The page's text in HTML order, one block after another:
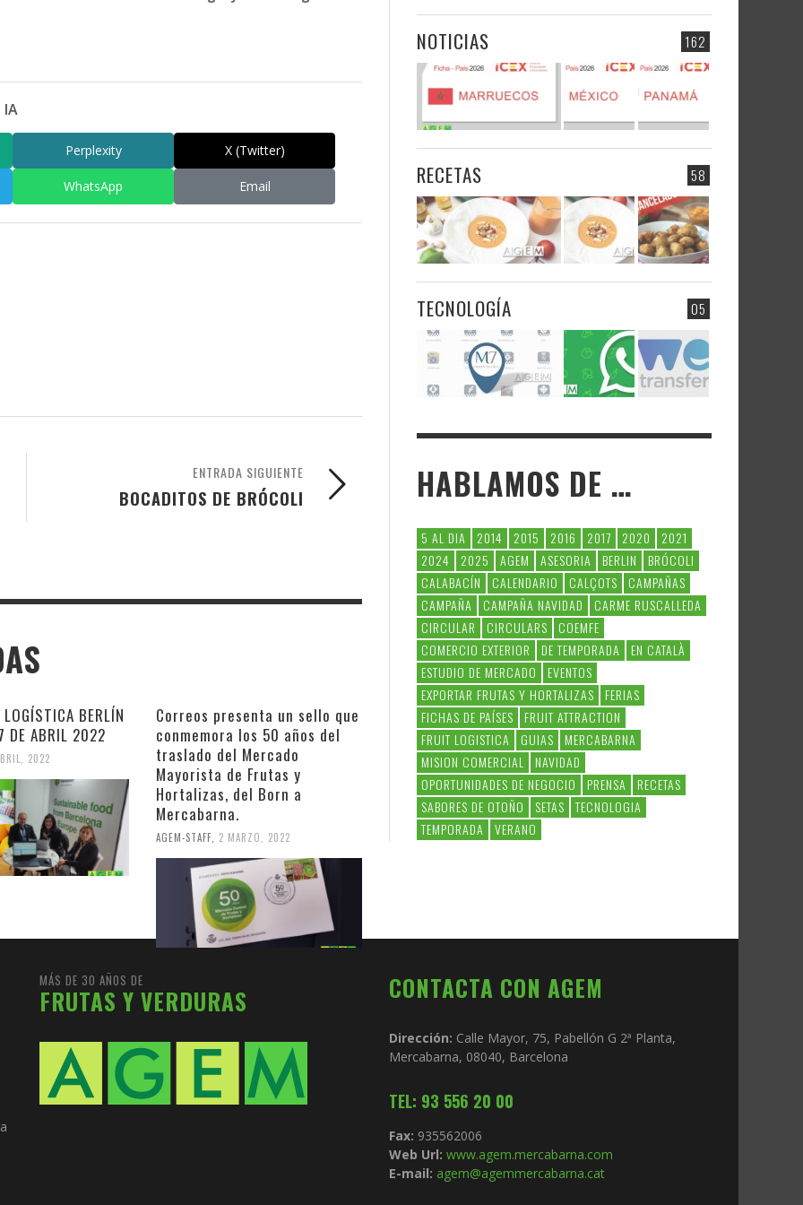
IA
Perplexity X (Twitter)
WhatsApp Email
ENTRADA SIGUIENTE
BOCADITOS DE BRÓCOLI
BERLÍN
DE ABRIL 2022
2022
Correos presenta un sello que
conmemora los 50 años del
traslado del Mercado
Mayorista de Frutas y
Hortalizas, del Born a
Mercabarna.
AGEM-STAFF, 2 MARZO, 2022
162
NOTICIAS
58
RECETAS
05
TECNOLOGÍA
HABLAMOS DE …
5 AL DIA 2014 2015 2016 2017 2020
2021
2024
2025 AGEM ASESORIA BERLIN
BRÓCOLI
CALABACÍN
CALENDARIO CALÇOTS
CAMPAÑAS
CAMPAÑA
CAMPAÑA NAVIDAD
CARME RUSCALLEDA
CIRCULAR
CIRCULARS
COEMFE
COMERCIO EXTERIOR
DE TEMPORADA
EN CATALÀ
ESTUDIO DE MERCADO
EVENTOS
EXPORTAR FRUTAS Y HORTALIZAS
FERIAS
FICHAS DE PAÍSES
FRUIT ATTRACTION
FRUIT LOGISTICA
GUIAS
MERCABARNA
MISION COMERCIAL
NAVIDAD
OPORTUNIDADES DE NEGOCIO
PRENSA
RECETAS
SABORES DE OTOÑO
SETAS
TECNOLOGIA
TEMPORADA
VERANO
MÁS DE 30 AÑOS DE
FRUTAS Y VERDURAS CONTACTA CON AGEM
Dirección: Calle Mayor, 75, Pabellón G 2ª Planta,
Mercabarna, 08040, Barcelona
TEL: 93 556 20 00
Fax: 935562006
Web Url: www.agem.mercabarna.com
E-mail: agem@agemmercabarna.cat